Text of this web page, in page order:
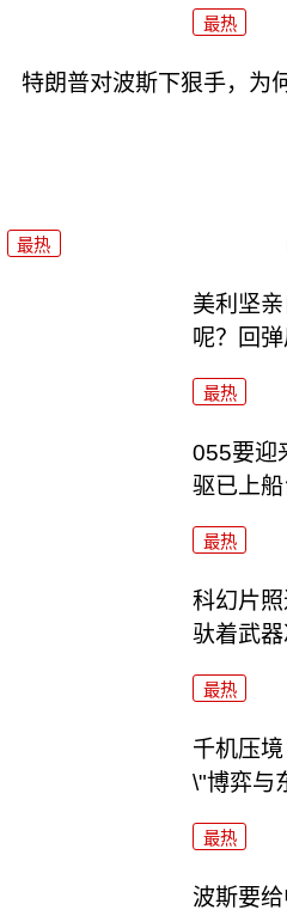
最热
特朗普对波斯下狠手，为
最热
美利坚
呢？回
最热
055要迎
驱已上船
最热
科幻片
驮着武器
最热
千机压
\"博弈与
最热
波斯要